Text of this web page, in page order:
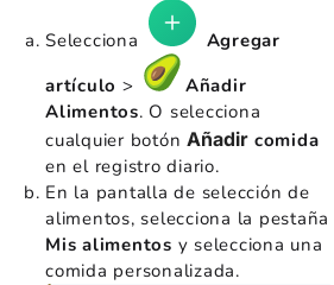
Selecciona
Agregar
artículo >
Añadir
Alimentos. O selecciona
cualquier botón Añadir comida
en el registro diario.
En la pantalla de selección de
alimentos, selecciona la pestaña
Mis alimentos y selecciona una
comida personalizada.